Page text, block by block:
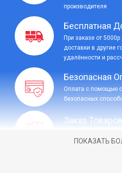
производителя
Бесплатная
При заказе от
доставки в другие
удалённости и
Безопасная
Оплата с помощью
безопасных
Заказ
социальных сетях,
ПОКАЗАТЬ